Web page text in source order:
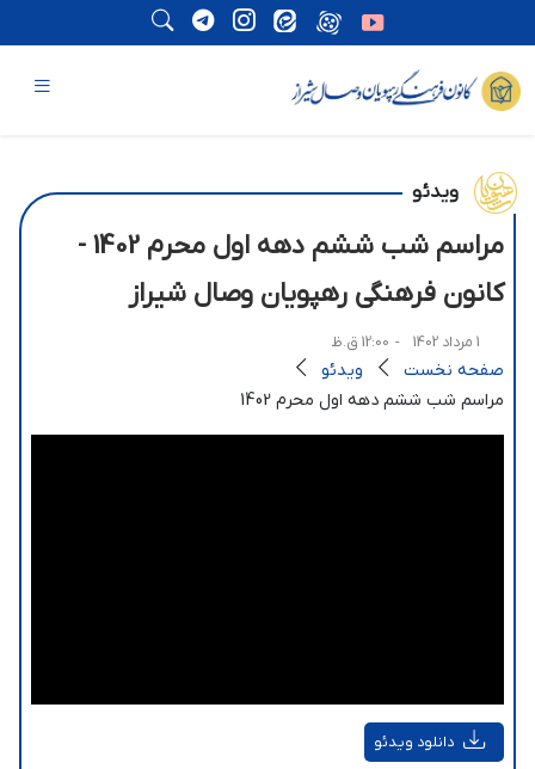
ویدئو
مراسم شب ششم دهه اول محرم 1402 -
کانون فرهنگی رهپویان وصال شیراز
1 مرداد 1402 - 12:00 ق.ظ
صفحه نخست
ویدئو
مراسم شب ششم دهه اول محرم 1402
دانلود ویدئو